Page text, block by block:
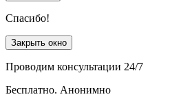
Спасибо!
Закрыть окно
Проводим консультации 24/7
Бесплатно. Анонимно